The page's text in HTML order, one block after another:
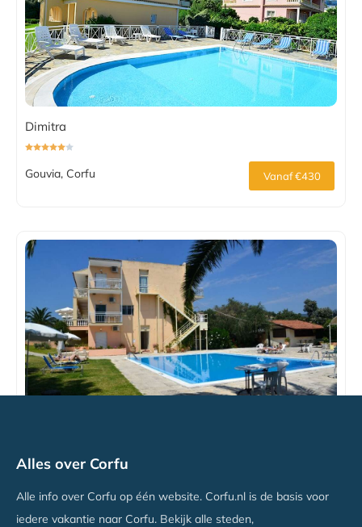
Dimitra
Gouvia, Corfu Vanaf €430
Alles over Corfu
Alle info over Corfu op één website. Corfu.nl is de basis voor
iedere vakantie naar Corfu. Bekijk alle steden,